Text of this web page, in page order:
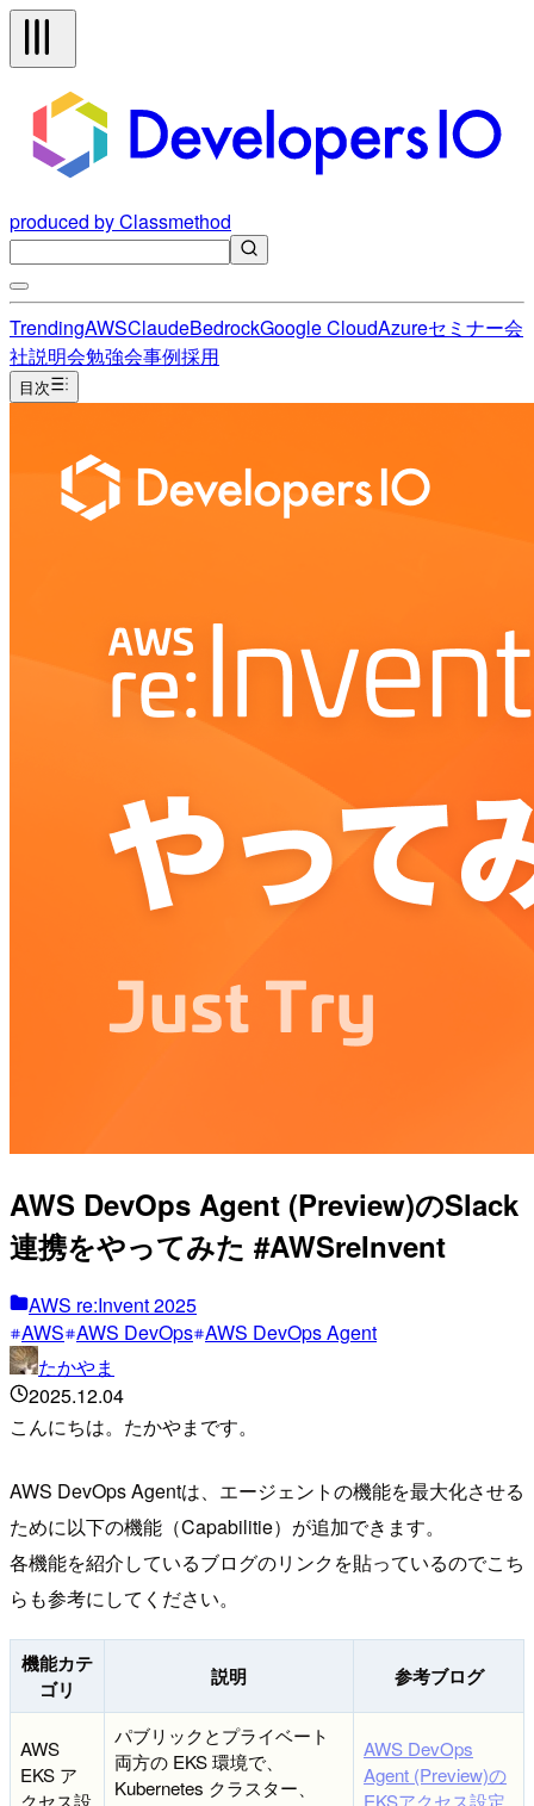
produced by Classmethod
TrendingAWSClaudeBedrockGoogle CloudAzureセミナー会
社説明会勉強会事例採用
目次
AWS DevOps Agent (Preview)のSlack
連携をやってみた #AWSreInvent
AWS re:Invent 2025
AWS AWS DevOps AWS DevOps Agent
たかやま
2025.12.04
こんにちは。たかやまです。
AWS DevOps Agentは、エージェントの機能を最大化させる
ために以下の機能（Capabilitie）が追加できます。
各機能を紹介しているブログのリンクを貼っているのでこち
らも参考にしてください。
機能カテ
ゴリ
説明 参考ブログ
AWS
EKS ア
クセス設
パブリックとプライベート
両方の EKS 環境で、
Kubernetes クラスター、
AWS DevOps
Agent (Preview)の
EKSアクセス設定